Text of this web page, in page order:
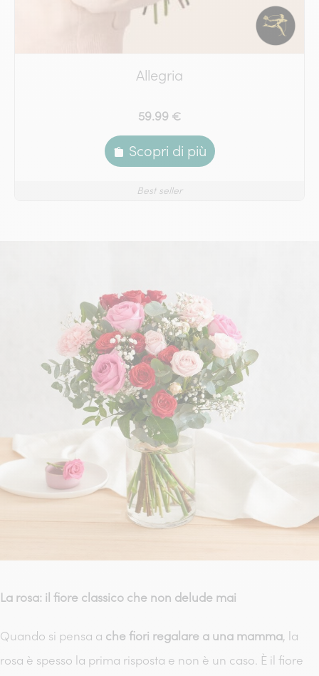
Allegria
59.99 €
Scopri di più
Best seller
La rosa: il fiore classico che non delude mai
Quando si pensa a che fiori regalare a una mamma, la
rosa è spesso la prima risposta e non è un caso. È il fiore